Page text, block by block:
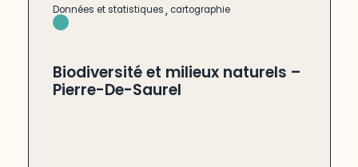
Données et statistiques, cartographie
Biodiversité et milieux naturels –
Pierre-De-Saurel